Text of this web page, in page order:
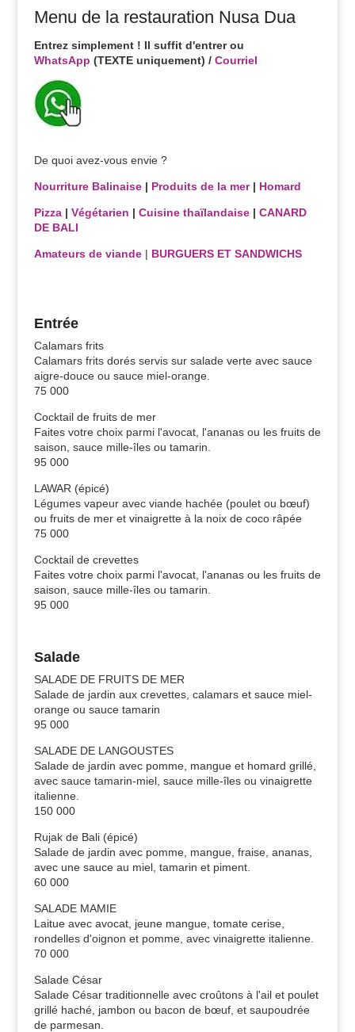
Menu de la restauration Nusa Dua
Entrez simplement ! Il suffit d'entrer ou
WhatsApp (TEXTE uniquement) / Courriel
De quoi avez-vous envie ?
Nourriture Balinaise| Produits de la mer| Homard
Pizza| Végétarien | Cuisine thaïlandaise| CANARD
DE BALI
Amateurs de viande | BURGUERS ET SANDWICHS
Entrée
Calamars frits
Calamars frits dorés servis sur salade verte avec sauce
aigre-douce ou sauce miel-orange.
75 000
Cocktail de fruits de mer
Faites votre choix parmi l'avocat, l'ananas ou les fruits de
saison, sauce mille-îles ou tamarin.
95 000
LAWAR (épicé)
Légumes vapeur avec viande hachée (poulet ou bœuf)
ou fruits de mer et vinaigrette à la noix de coco râpée
75 000
Cocktail de crevettes
Faites votre choix parmi l'avocat, l'ananas ou les fruits de
saison, sauce mille-îles ou tamarin.
95 000
Salade
SALADE DE FRUITS DE MER
Salade de jardin aux crevettes, calamars et sauce miel-
orange ou sauce tamarin
95 000
SALADE DE LANGOUSTES
Salade de jardin avec pomme, mangue et homard grillé,
avec sauce tamarin-miel, sauce mille-îles ou vinaigrette
italienne.
150 000
Rujak de Bali (épicé)
Salade de jardin avec pomme, mangue, fraise, ananas,
avec une sauce au miel, tamarin et piment.
60 000
SALADE MAMIE
Laitue avec avocat, jeune mangue, tomate cerise,
rondelles d'oignon et pomme, avec vinaigrette italienne.
70 000
Salade César
Salade César traditionnelle avec croûtons à l'ail et poulet
grillé haché, jambon ou bacon de bœuf, et saupoudrée
de parmesan.